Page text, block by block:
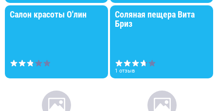
Салон красоты О'лин
Соляная пещера Вита
Бриз
1 отзыв